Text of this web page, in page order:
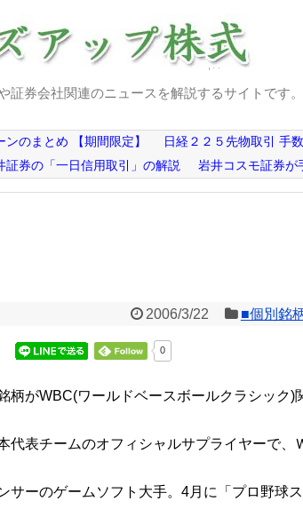
証券会社関連のニュースを解説するサイトです
のまとめ 【期間限定】 日経２２５先物取引 手
証券の「一日信用取引」の解説 岩井コスモ証券が
2006/3/22 ■個別銘
0
柄がWBC(ワールドベースボールクラシック)
代表チームのオフィシャルサプライヤーで、
サーのゲームソフト大手。4月に「プロ野球ス